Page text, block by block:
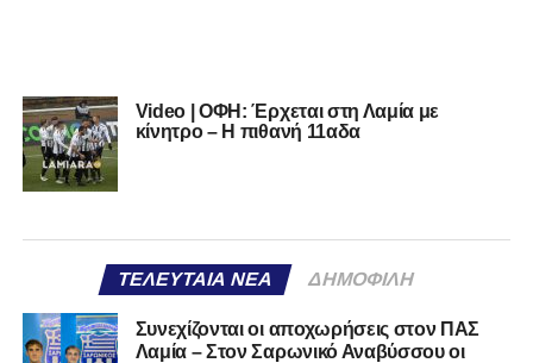
Video | ΟΦΗ: Έρχεται στη Λαμία με
κίνητρο – Η πιθανή 11αδα
ΤΕΛΕΥΤΑΊΑ ΝΈΑ ΔΗΜΟΦΙΛΉ
Συνεχίζονται οι αποχωρήσεις στον ΠΑΣ
Λαμία – Στον Σαρωνικό Αναβύσσου οι